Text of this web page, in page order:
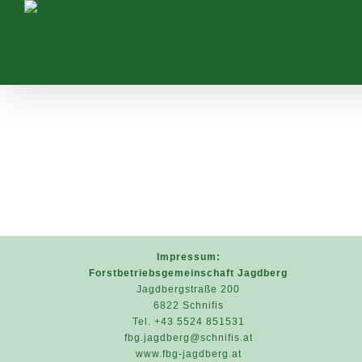
Zum
Impressum:
Forstbetriebsgemeinschaft Jagdberg
Jagdbergstraße 200
6822 Schnifis
Tel. +43 5524 851531
fbg.jagdberg@schnifis.at
www.fbg-jagdberg.at